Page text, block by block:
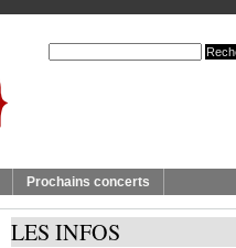
Prochains concerts
LES INFOS